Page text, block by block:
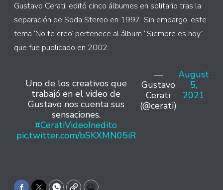
Gustavo Cerati, editó cinco álbumes en solitario tras la
separación de Soda Stereo en 1997. Sin embargo, este
tema ‘No te creo’ pertenece al álbum “Siempre es hoy”
que fue publicado en 2002.
Uno de los creativos que
trabajó en el video de
Gustavo nos cuenta sus
sensaciones.
#CeratiVideoInedito
pic.twitter.com/bSKXMN05iR
—
Gustavo
Cerati
(@cerati)
August
5,
2021